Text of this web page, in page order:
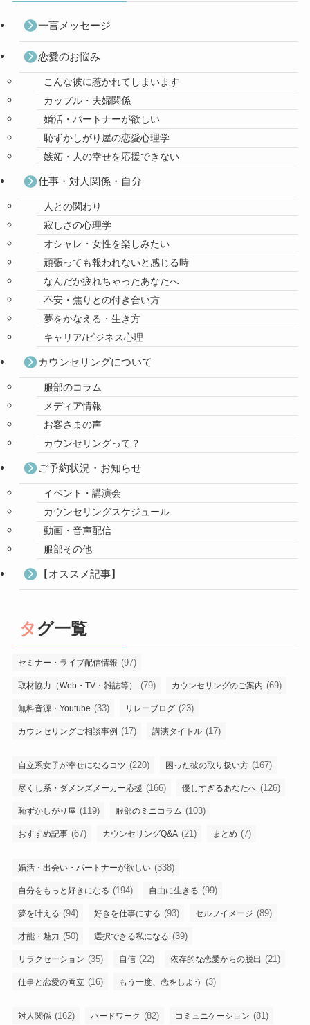
一言メッセージ
恋愛のお悩み
こんな彼に惹かれてしまいます
カップル・夫婦関係
婚活・パートナーが欲しい
恥ずかしがり屋の恋愛心理学
嫉妬・人の幸せを応援できない
仕事・対人関係・自分
人との関わり
寂しさの心理学
オシャレ・女性を楽しみたい
頑張っても報われないと感じる時
なんだか疲れちゃったあなたへ
不安・焦りとの付き合い方
夢をかなえる・生き方
キャリア/ビジネス心理
カウンセリングについて
服部のコラム
メディア情報
お客さまの声
カウンセリングって？
ご予約状況・お知らせ
イベント・講演会
カウンセリングスケジュール
動画・音声配信
服部その他
【オススメ記事】
タグ一覧
セミナー・ライブ配信情報 (97)
取材協力（Web・TV・雑誌等） (79) カウンセリングのご案内 (69)
無料音源・Youtube (33) リレーブログ (23)
カウンセリングご相談事例 (17) 講演タイトル (17)
自立系女子が幸せになるコツ (220) 困った彼の取り扱い方 (167)
尽くし系・ダメンズメーカー応援 (166) 優しすぎるあなたへ (126)
恥ずかしがり屋 (119) 服部のミニコラム (103)
おすすめ記事 (67) カウンセリングQ&A (21) まとめ (7)
婚活・出会い・パートナーが欲しい (338)
自分をもっと好きになる (194) 自由に生きる (99)
夢を叶える (94) 好きを仕事にする (93) セルフイメージ (89)
才能・魅力 (50) 選択できる私になる (39)
リラクセーション (35) 自信 (22) 依存的な恋愛からの脱出 (21)
仕事と恋愛の両立 (16) もう一度、恋をしよう (3)
対人関係 (162) ハードワーク (82) コミュニケーション (81)